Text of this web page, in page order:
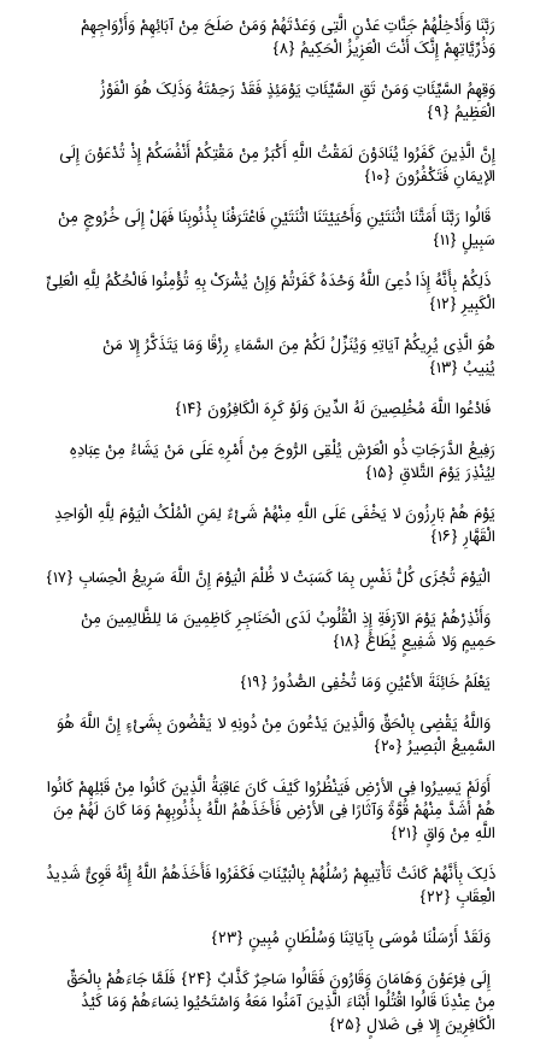
رَبَّنَا وَأَدْخِلْهُمْ جَنَّاتِ عَدْنٍ الَّتِی وَعَدْتَهُمْ وَمَنْ صَلَحَ مِنْ آبَائِهِمْ وَأَزْوَاجِهِمْ
وَذُرِّیَّاتِهِمْ إِنَّکَ أَنْتَ الْعَزِیزُ الْحَکِیمُ ﴿٨﴾
وَقِهِمُ السَّیِّئَاتِ وَمَنْ تَقِ السَّیِّئَاتِ یَوْمَئِذٍ فَقَدْ رَحِمْتَهُ وَذَلِکَ هُوَ الْفَوْزُ
الْعَظِیمُ ﴿٩﴾
إِنَّ الَّذِینَ کَفَرُوا یُنَادَوْنَ لَمَقْتُ اللَّهِ أَکْبَرُ مِنْ مَقْتِکُمْ أَنْفُسَکُمْ إِذْ تُدْعَوْنَ إِلَى
الإیمَانِ فَتَکْفُرُونَ ﴿١٠﴾
قَالُوا رَبَّنَا أَمَتَّنَا اثْنَتَیْنِ وَأَحْیَیْتَنَا اثْنَتَیْنِ فَاعْتَرَفْنَا بِذُنُوبِنَا فَهَلْ إِلَى خُرُوجٍ مِنْ
سَبِیلٍ ﴿١١﴾
ذَلِکُمْ بِأَنَّهُ إِذَا دُعِیَ اللَّهُ وَحْدَهُ کَفَرْتُمْ وَإِنْ یُشْرَکْ بِهِ تُؤْمِنُوا فَالْحُکْمُ لِلَّهِ الْعَلِیِّ
الْکَبِیرِ ﴿١٢﴾
هُوَ الَّذِی یُرِیکُمْ آیَاتِهِ وَیُنَزِّلُ لَکُمْ مِنَ السَّمَاءِ رِزْقًا وَمَا یَتَذَکَّرُ إِلا مَنْ
یُنِیبُ ﴿١٣﴾
فَادْعُوا اللَّهَ مُخْلِصِینَ لَهُ الدِّینَ وَلَوْ کَرِهَ الْکَافِرُونَ ﴿١٤﴾
رَفِیعُ الدَّرَجَاتِ ذُو الْعَرْشِ یُلْقِی الرُّوحَ مِنْ أَمْرِهِ عَلَى مَنْ یَشَاءُ مِنْ عِبَادِهِ
لِیُنْذِرَ یَوْمَ التَّلاقِ ﴿١٥﴾
یَوْمَ هُمْ بَارِزُونَ لا یَخْفَى عَلَى اللَّهِ مِنْهُمْ شَیْءٌ لِمَنِ الْمُلْکُ الْیَوْمَ لِلَّهِ الْوَاحِدِ
الْقَهَّارِ ﴿١٦﴾
الْیَوْمَ تُجْزَى کُلُّ نَفْسٍ بِمَا کَسَبَتْ لا ظُلْمَ الْیَوْمَ إِنَّ اللَّهَ سَرِیعُ الْحِسَابِ ﴿١٧﴾
وَأَنْذِرْهُمْ یَوْمَ الآزِفَةِ إِذِ الْقُلُوبُ لَدَى الْحَنَاجِرِ کَاظِمِینَ مَا لِلظَّالِمِینَ مِنْ
حَمِیمٍ وَلا شَفِیعٍ یُطَاعُ ﴿١٨﴾
یَعْلَمُ خَائِنَةَ الأعْیُنِ وَمَا تُخْفِی الصُّدُورُ ﴿١٩﴾
وَاللَّهُ یَقْضِی بِالْحَقِّ وَالَّذِینَ یَدْعُونَ مِنْ دُونِهِ لا یَقْضُونَ بِشَیْءٍ إِنَّ اللَّهَ هُوَ
السَّمِیعُ الْبَصِیرُ ﴿٢٠﴾
أَوَلَمْ یَسِیرُوا فِی الأرْضِ فَیَنْظُرُوا کَیْفَ کَانَ عَاقِبَةُ الَّذِینَ کَانُوا مِنْ قَبْلِهِمْ کَانُوا
هُمْ أَشَدَّ مِنْهُمْ قُوَّةً وَآثَارًا فِی الأرْضِ فَأَخَذَهُمُ اللَّهُ بِذُنُوبِهِمْ وَمَا کَانَ لَهُمْ مِنَ
اللَّهِ مِنْ وَاقٍ ﴿٢١﴾
ذَلِکَ بِأَنَّهُمْ کَانَتْ تَأْتِیهِمْ رُسُلُهُمْ بِالْبَیِّنَاتِ فَکَفَرُوا فَأَخَذَهُمُ اللَّهُ إِنَّهُ قَوِیٌّ شَدِیدُ
الْعِقَابِ ﴿٢٢﴾
وَلَقَدْ أَرْسَلْنَا مُوسَى بِآیَاتِنَا وَسُلْطَانٍ مُبِینٍ ﴿٢٣﴾
إِلَى فِرْعَوْنَ وَهَامَانَ وَقَارُونَ فَقَالُوا سَاحِرٌ کَذَّابٌ ﴿٢٤﴾ فَلَمَّا جَاءَهُمْ بِالْحَقِّ
مِنْ عِنْدِنَا قَالُوا اقْتُلُوا أَبْنَاءَ الَّذِینَ آمَنُوا مَعَهُ وَاسْتَحْیُوا نِسَاءَهُمْ وَمَا کَیْدُ
الْکَافِرِینَ إِلا فِی ضَلالٍ ﴿٢٥﴾